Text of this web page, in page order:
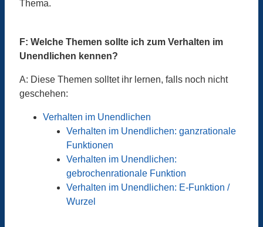
Thema.
F: Welche Themen sollte ich zum Verhalten im
Unendlichen kennen?
A: Diese Themen solltet ihr lernen, falls noch nicht
geschehen:
Verhalten im Unendlichen
Verhalten im Unendlichen: ganzrationale
Funktionen
Verhalten im Unendlichen:
gebrochenrationale Funktion
Verhalten im Unendlichen: E-Funktion /
Wurzel